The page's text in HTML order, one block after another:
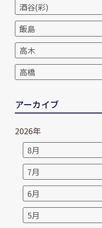
酒谷(彩)
飯島
高木
高橋
アーカイブ
2026年
8月
7月
6月
5月